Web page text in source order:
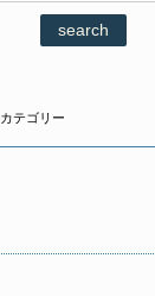
search
カテゴリー